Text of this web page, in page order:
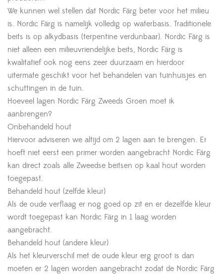
We kunnen wel stellen dat Nordic Färg beter voor het milieu
is. Nordic Färg is namelijk volledig op waterbasis. Traditionele
beits is op alkydbasis (terpentine verdunbaar). Nordic Färg is
niet alleen een milieuvriendelijke beits, Nordic Färg is
kwalitatief ook nog eens zeer duurzaam en hierdoor
uitermate geschikt voor het behandelen van tuinhuisjes en
schuttingen in de tuin.
Hoeveel lagen Nordic Färg Zweeds Groen moet ik
aanbrengen?
Onbehandeld hout
Hiervoor adviseren we altijd om 2 lagen aan te brengen. Er
hoeft niet eerst een primer worden aangebracht Nordic Färg
kan direct zoals alle Zweedse beitsen op kaal hout worden
toegepast.
Behandeld hout (zelfde kleur)
Als de oude verflaag er nog goed op zit en er dezelfde kleur
wordt toegepast kan Nordic Färg in 1 laag worden
aangebracht.
Behandeld hout (andere kleur)
Als het kleurverschil met de oude kleur erg groot is dan
moeten er 2 lagen worden aangebracht zodat de Nordic Färg